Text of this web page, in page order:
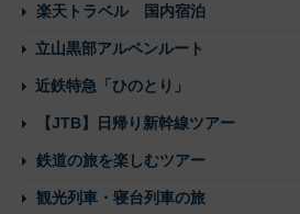
楽天トラベル 国内宿泊
立山黒部アルペンルート
近鉄特急「ひのとり」
【JTB】日帰り新幹線ツアー
鉄道の旅を楽しむツアー
観光列車・寝台列車の旅